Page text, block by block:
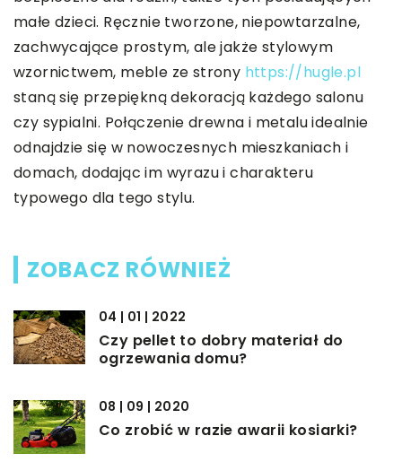
małe dzieci. Ręcznie tworzone, niepowtarzalne,
zachwycające prostym, ale jakże stylowym
wzornictwem, meble ze strony https://hugle.pl
staną się przepiękną dekoracją każdego salonu
czy sypialni. Połączenie drewna i metalu idealnie
odnajdzie się w nowoczesnych mieszkaniach i
domach, dodając im wyrazu i charakteru
typowego dla tego stylu.
ZOBACZ RÓWNIEŻ
04 | 01 | 2022
Czy pellet to dobry materiał do
ogrzewania domu?
08 | 09 | 2020
Co zrobić w razie awarii kosiarki?